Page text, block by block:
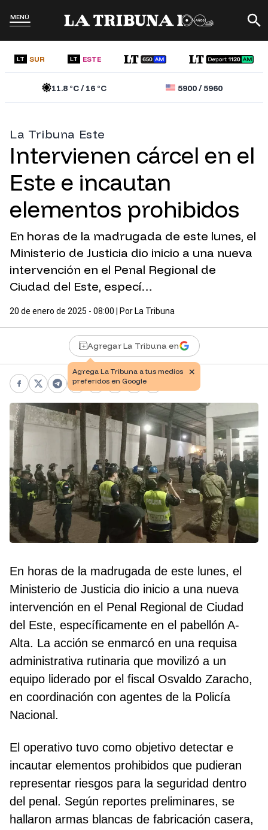
MENÚ
LT SUR LT ESTE
11.8 °C /16 °C 5900/5960
La Tribuna Este
Intervienen cárcel en el
Este e incautan
elementos prohibidos
En horas de la madrugada de este lunes, el
Ministerio de Justicia dio inicio a una nueva
intervención en el Penal Regional de
Ciudad del Este, especí…
20 de enero de 2025 - 08:00 | Por La Tribuna
Agregar La Tribuna en
Facebook
X Telegram
WhatsApp
Pinterest
LinkedIn
PrintCopy link
En horas de la madrugada de este lunes, el
Ministerio de Justicia dio inicio a una nueva
intervención en el Penal Regional de Ciudad
del Este, específicamente en el pabellón A-
Alta. La acción se enmarcó en una requisa
administrativa rutinaria que movilizó a un
equipo liderado por el fiscal Osvaldo Zaracho,
en coordinación con agentes de la Policía
Nacional.
El operativo tuvo como objetivo detectar e
incautar elementos prohibidos que pudieran
representar riesgos para la seguridad dentro
del penal. Según reportes preliminares, se
hallaron armas blancas de fabricación casera,